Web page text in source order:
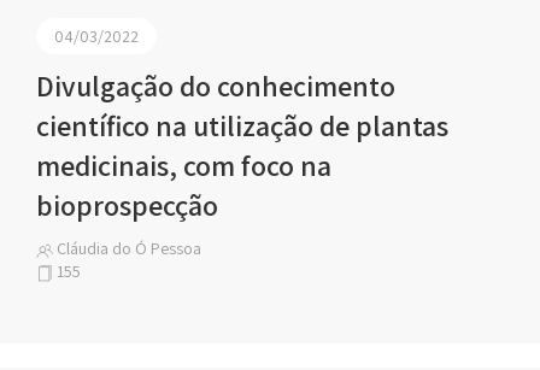
04/03/2022
Divulgação do conhecimento
científico na utilização de plantas
medicinais, com foco na
bioprospecção
Cláudia do Ó Pessoa
155